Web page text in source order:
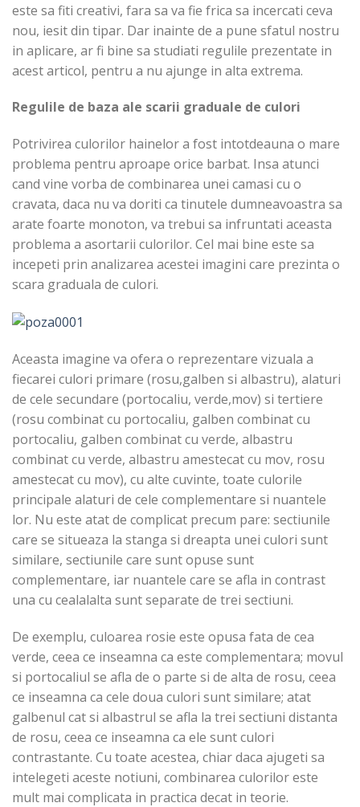
este sa fiti creativi, fara sa va fie frica sa incercati ceva
nou, iesit din tipar. Dar inainte de a pune sfatul nostru
in aplicare, ar fi bine sa studiati regulile prezentate in
acest articol, pentru a nu ajunge in alta extrema.
Regulile de baza ale scarii graduale de culori
Potrivirea culorilor hainelor a fost intotdeauna o mare
problema pentru aproape orice barbat. Insa atunci
cand vine vorba de combinarea unei camasi cu o
cravata, daca nu va doriti ca tinutele dumneavoastra sa
arate foarte monoton, va trebui sa infruntati aceasta
problema a asortarii culorilor. Cel mai bine este sa
incepeti prin analizarea acestei imagini care prezinta o
scara graduala de culori.
Aceasta imagine va ofera o reprezentare vizuala a
fiecarei culori primare (rosu,galben si albastru), alaturi
de cele secundare (portocaliu, verde,mov) si tertiere
(rosu combinat cu portocaliu, galben combinat cu
portocaliu, galben combinat cu verde, albastru
combinat cu verde, albastru amestecat cu mov, rosu
amestecat cu mov), cu alte cuvinte, toate culorile
principale alaturi de cele complementare si nuantele
lor. Nu este atat de complicat precum pare: sectiunile
care se situeaza la stanga si dreapta unei culori sunt
similare, sectiunile care sunt opuse sunt
complementare, iar nuantele care se afla in contrast
una cu cealalalta sunt separate de trei sectiuni.
De exemplu, culoarea rosie este opusa fata de cea
verde, ceea ce inseamna ca este complementara; movul
si portocaliul se afla de o parte si de alta de rosu, ceea
ce inseamna ca cele doua culori sunt similare; atat
galbenul cat si albastrul se afla la trei sectiuni distanta
de rosu, ceea ce inseamna ca ele sunt culori
contrastante. Cu toate acestea, chiar daca ajugeti sa
intelegeti aceste notiuni, combinarea culorilor este
mult mai complicata in practica decat in teorie.